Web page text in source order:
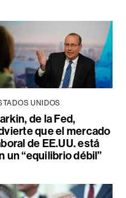
UNIDOS
de la Fed,
que el mercado
de EE.UU. está
un “equilibrio débil”